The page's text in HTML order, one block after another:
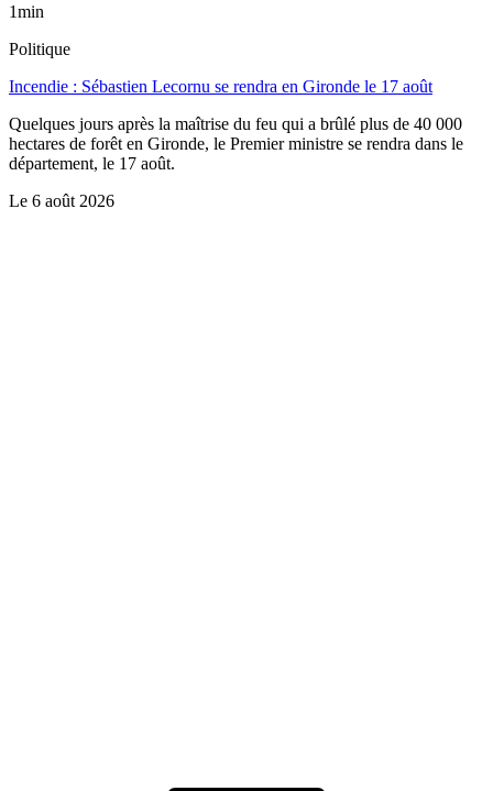
1min
Politique
Incendie : Sébastien Lecornu se rendra en Gironde le 17 août
Quelques jours après la maîtrise du feu qui a brûlé plus de 40 000
hectares de forêt en Gironde, le Premier ministre se rendra dans le
département, le 17 août.
Le 6 août 2026